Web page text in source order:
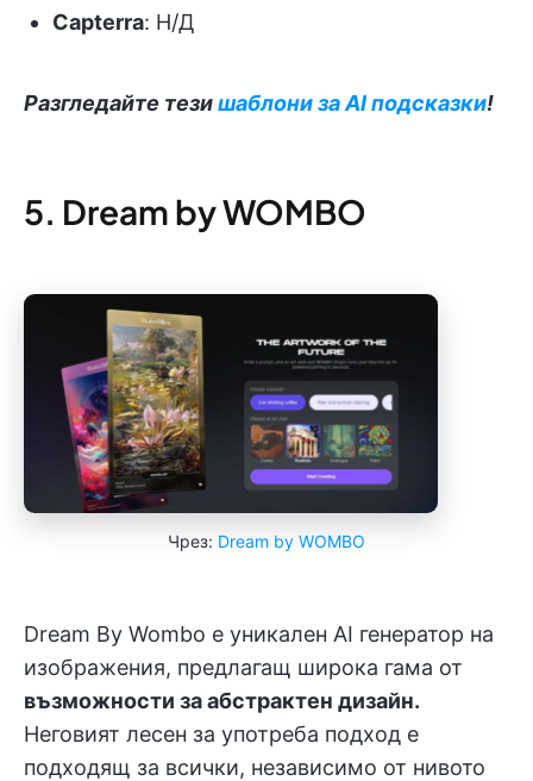
Capterra: Н/Д
Разгледайте тезишаблони за AI подсказки!
5. Dream by WOMBO
Чрез: Dream by WOMBO
Dream By Wombo е уникален AI генератор на
изображения, предлагащ широка гама от
възможности за абстрактен дизайн.
Неговият лесен за употреба подход е
подходящ за всички, независимо от нивото